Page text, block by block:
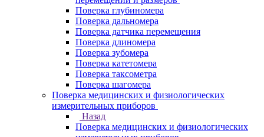
Поверка глубиномера
Поверка дальномера
Поверка датчика перемещения
Поверка длиномера
Поверка зубомера
Поверка катетомера
Поверка таксометра
Поверка шагомера
Поверка медицинских и физиологических
измерительных приборов
Назад
Поверка медицинских и физиологических